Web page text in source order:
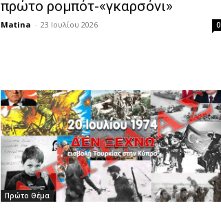
πρώτο ρομπότ-«γκαρσόνι»
Matina - 23 Ιουλίου 2026 0
Πρώτο Θέμα